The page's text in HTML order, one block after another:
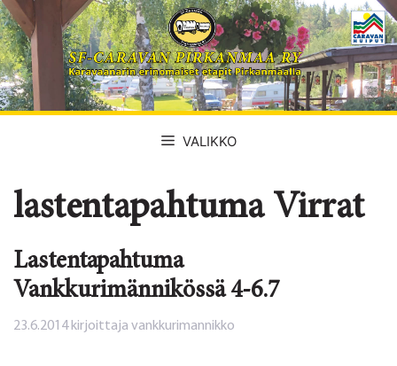
Siirry
sisältöön
VALIKKO
lastentapahtuma Virrat
Lastentapahtuma
Vankkurimännikössä 4-6.7
23.6.2014 kirjoittaja vankkurimannikko